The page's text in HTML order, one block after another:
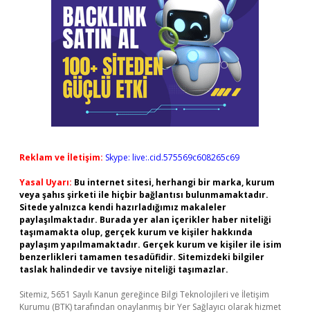
Reklam ve İletişim: Skype: live:.cid.575569c608265c69
Yasal Uyarı: Bu internet sitesi, herhangi bir marka, kurum
veya şahıs şirketi ile hiçbir bağlantısı bulunmamaktadır.
Sitede yalnızca kendi hazırladığımız makaleler
paylaşılmaktadır. Burada yer alan içerikler haber niteliği
taşımamakta olup, gerçek kurum ve kişiler hakkında
paylaşım yapılmamaktadır. Gerçek kurum ve kişiler ile isim
benzerlikleri tamamen tesadüfidir. Sitemizdeki bilgiler
taslak halindedir ve tavsiye niteliği taşımazlar.
Sitemiz, 5651 Sayılı Kanun gereğince Bilgi Teknolojileri ve İletişim
Kurumu (BTK) tarafından onaylanmış bir Yer Sağlayıcı olarak hizmet